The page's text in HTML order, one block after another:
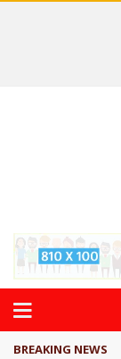
BREAKING NEWS